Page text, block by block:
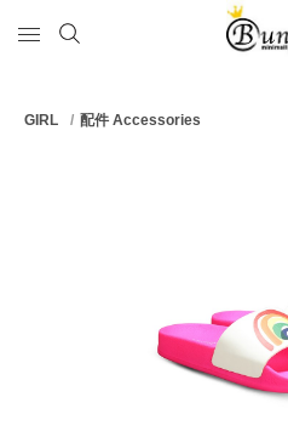
GIRL 配件 Accessories